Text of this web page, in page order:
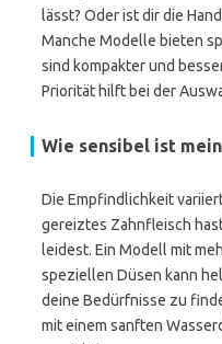
lässt? Oder ist dir die
Manche Modelle bieten
sind kompakter und
Priorität hilft bei der
Wie sensibel ist
Die Empfindlichkeit
gereiztes Zahnfleisch
leidest. Ein Modell mit
speziellen Düsen kann
deine Bedürfnisse zu
mit einem sanften